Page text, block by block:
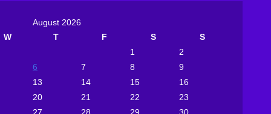
August 2026
W
T F S
S
1
2
6
7 8
9
13
14 15
16
20
21 22
23
27
28 29 30